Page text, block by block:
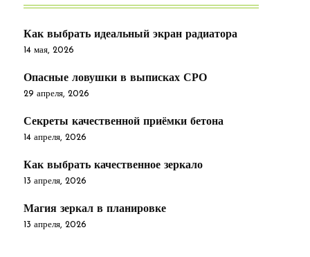
Как выбрать идеальный экран радиатора
14 мая, 2026
Опасные ловушки в выписках СРО
29 апреля, 2026
Секреты качественной приёмки бетона
14 апреля, 2026
Как выбрать качественное зеркало
13 апреля, 2026
Магия зеркал в планировке
13 апреля, 2026